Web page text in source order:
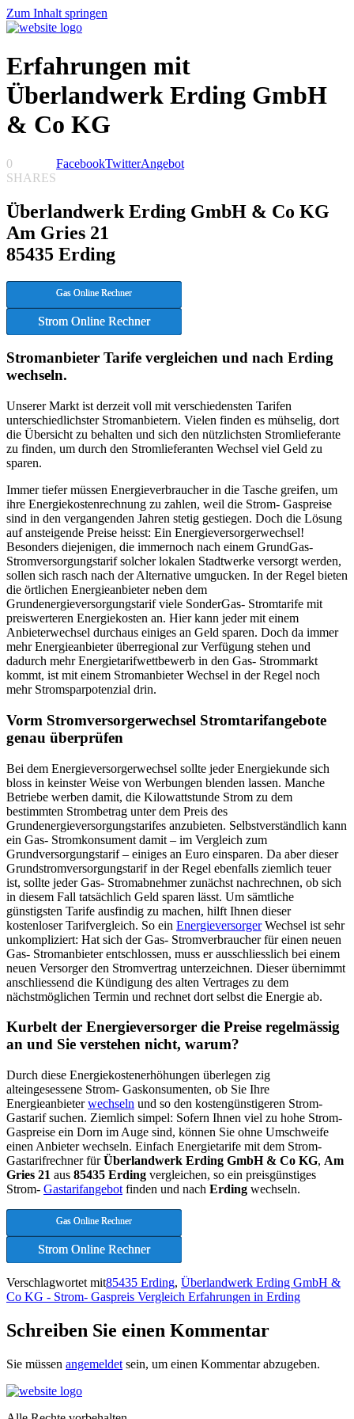
Zum Inhalt springen
Erfahrungen mit
Überlandwerk Erding GmbH
& Co KG
0
SHARES
FacebookTwitterAngebot
Überlandwerk Erding GmbH & Co KG
Am Gries 21
85435 Erding
Gas Online Rechner
Strom Online Rechner
Stromanbieter Tarife vergleichen und nach Erding
wechseln.
Unserer Markt ist derzeit voll mit verschiedensten Tarifen
unterschiedlichster Stromanbietern. Vielen finden es mühselig, dort
die Übersicht zu behalten und sich den nützlichsten Stromlieferante
zu finden, um durch den Stromlieferanten Wechsel viel Geld zu
sparen.
Immer tiefer müssen Energieverbraucher in die Tasche greifen, um
ihre Energiekostenrechnung zu zahlen, weil die Strom- Gaspreise
sind in den vergangenden Jahren stetig gestiegen. Doch die Lösung
auf ansteigende Preise heisst: Ein Energieversorgerwechsel!
Besonders diejenigen, die immernoch nach einem GrundGas-
Stromversorgungstarif solcher lokalen Stadtwerke versorgt werden,
sollen sich rasch nach der Alternative umgucken. In der Regel bieten
die örtlichen Energieanbieter neben dem
Grundenergieversorgungstarif viele SonderGas- Stromtarife mit
preiswerteren Energiekosten an. Hier kann jeder mit einem
Anbieterwechsel durchaus einiges an Geld sparen. Doch da immer
mehr Energieanbieter überregional zur Verfügung stehen und
dadurch mehr Energietarifwettbewerb in den Gas- Strommarkt
kommt, ist mit einem Stromanbieter Wechsel in der Regel noch
mehr Stromsparpotenzial drin.
Vorm Stromversorgerwechsel Stromtarifangebote
genau überprüfen
Bei dem Energieversorgerwechsel sollte jeder Energiekunde sich
bloss in keinster Weise von Werbungen blenden lassen. Manche
Betriebe werben damit, die Kilowattstunde Strom zu dem
bestimmten Strombetrag unter dem Preis des
Grundenergieversorgungstarifes anzubieten. Selbstverständlich kann
ein Gas- Stromkonsument damit – im Vergleich zum
Grundversorgungstarif – einiges an Euro einsparen. Da aber dieser
Grundstromversorgungstarif in der Regel ebenfalls ziemlich teuer
ist, sollte jeder Gas- Stromabnehmer zunächst nachrechnen, ob sich
in diesem Fall tatsächlich Geld sparen lässt. Um sämtliche
günstigsten Tarife ausfindig zu machen, hilft Ihnen dieser
kostenloser Tarifvergleich. So ein EnergieversorgerWechsel ist sehr
unkompliziert: Hat sich der Gas- Stromverbraucher für einen neuen
Gas- Stromanbieter entschlossen, muss er ausschliesslich bei einem
neuen Versorger den Stromvertrag unterzeichnen. Dieser übernimmt
anschliessend die Kündigung des alten Vertrages zu dem
nächstmöglichen Termin und rechnet dort selbst die Energie ab.
Kurbelt der Energieversorger die Preise regelmässig
an und Sie verstehen nicht, warum?
Durch diese Energiekostenerhöhungen überlegen zig
alteingesessene Strom- Gaskonsumenten, ob Sie Ihre
Energieanbieterwechseln und so den kostengünstigeren Strom-
Gastarif suchen. Ziemlich simpel: Sofern Ihnen viel zu hohe Strom-
Gaspreise ein Dorn im Auge sind, können Sie ohne Umschweife
einen Anbieter wechseln. Einfach Energietarife mit dem Strom-
Gastarifrechner fürÜberlandwerk Erding GmbH & Co KG, Am
Gries 21 aus 85435 Erding vergleichen, so ein preisgünstiges
Strom- Gastarifangebot finden und nach Erding wechseln.
Gas Online Rechner
Strom Online Rechner
Verschlagwortet mit85435 Erding, Überlandwerk Erding GmbH &
Co KG - Strom- Gaspreis Vergleich Erfahrungen in Erding
Schreiben Sie einen Kommentar
Sie müssen angemeldet sein, um einen Kommentar abzugeben.